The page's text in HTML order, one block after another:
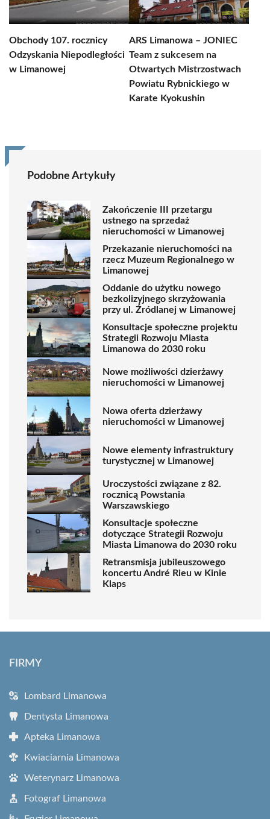
Obchody 107. rocznicy
Odzyskania Niepodległości
w Limanowej
ARS Limanowa – JONIEC
Team z sukcesem na
Otwartych Mistrzostwach
Powiatu Rybnickiego w
Karate Kyokushin
Podobne Artykuły
Zakończenie III przetargu
ustnego na sprzedaż
nieruchomości w Limanowej
Przekazanie nieruchomości na
rzecz Muzeum Regionalnego w
Limanowej
Oddanie do użytku nowego
bezkolizyjnego skrzyżowania
przy ul. Źródlanej w Limanowej
Konsultacje społeczne projektu
Strategii Rozwoju Miasta
Limanowa do 2030 roku
Nowe możliwości dzierżawy
nieruchomości w Limanowej
Nowa oferta dzierżawy
nieruchomości w Limanowej
Nowe elementy infrastruktury
turystycznej w Limanowej
Uroczystości związane z 82.
rocznicą Powstania
Warszawskiego
Konsultacje społeczne
dotyczące Strategii Rozwoju
Miasta Limanowa do 2030 roku
Retransmisja jubileuszowego
koncertu André Rieu w Kinie
Klaps
FIRMY
Lombard Limanowa
Dentysta Limanowa
Apteka Limanowa
Kwiaciarnia Limanowa
Weterynarz Limanowa
Fotograf Limanowa